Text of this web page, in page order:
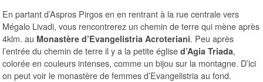
En partant d’Aspros Pirgos en en rentrant à la rue centrale vers
Mégalo Livadi, vous rencontrerez un chemin de terre qui mène après
4klm. au Monastère d’Evangelistria Acroteriani. Peu après
l’entrée du chemin de terre il y a la petite églised’Agia Triada,
colorée en couleurs intenses, comme un bijou sur la montagne. D’ici
on peut voir le monastère de femmes d’Evangelistria au fond.